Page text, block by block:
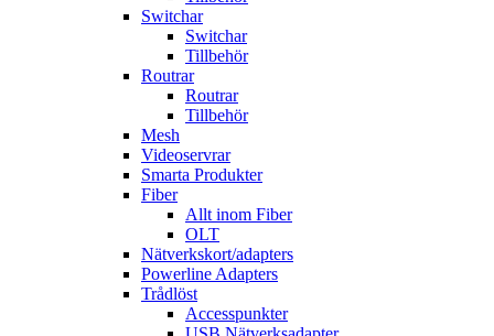
Switchar
Switchar
Tillbehör
Routrar
Routrar
Tillbehör
Mesh
Videoservrar
Smarta Produkter
Fiber
Allt inom Fiber
OLT
Nätverkskort/adapters
Powerline Adapters
Trådlöst
Accesspunkter